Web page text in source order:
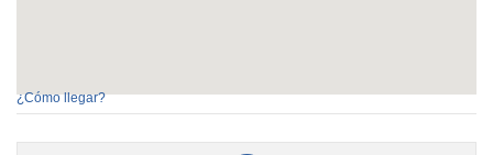
¿Cómo llegar?